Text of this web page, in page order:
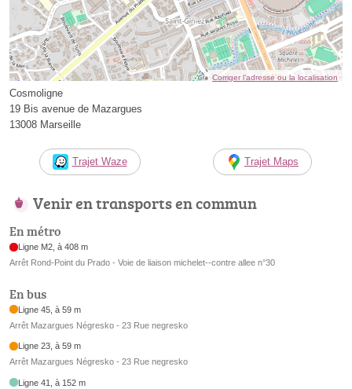
Corriger l’adresse ou la localisation
Cosmoligne
19 Bis avenue de Mazargues
13008 Marseille
Trajet Waze Trajet Maps
Venir en transports en commun
En métro
Ligne M2, à 408 m
Arrêt Rond-Point du Prado - Voie de liaison michelet--contre allee n°30
En bus
Ligne 45, à 59 m
Arrêt Mazargues Négresko - 23 Rue negresko
Ligne 23, à 59 m
Arrêt Mazargues Négresko - 23 Rue negresko
Ligne 41, à 152 m